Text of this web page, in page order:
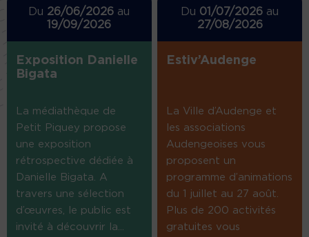
Du 26/06/2026 au
19/09/2026
Exposition Danielle
Bigata
La médiathèque de
Petit Piquey propose
une exposition
rétrospective dédiée à
Danielle Bigata. A
travers une sélection
d’œuvres, le public est
invité à découvrir la...
Du 01/07/2026 au
27/08/2026
Estiv’Audenge
La Ville d’Audenge et
les associations
Audengeoises vous
proposent un
programme d’animations
du 1 juillet au 27 août.
Plus de 200 activités
gratuites vous